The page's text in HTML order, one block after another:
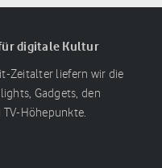
digitale Kultur
Zeitalter liefern wir die
Gadgets, den
TV-Höhepunkte.